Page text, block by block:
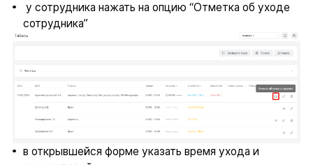
у сотрудника нажать на опцию “Отметка об уходе
сотрудника”
в открывшейся форме указать время ухода и